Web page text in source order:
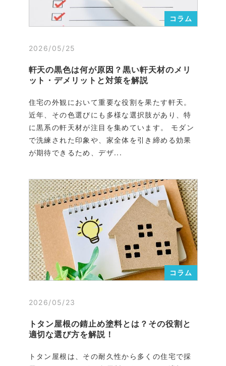
コラム
2026/05/25
軒天の黒色は何が原因？黒い軒天材のメリ
ット・デメリットと対策を解説
住宅の外観において重要な役割を果たす軒天。
近年、その色選びにも多様な選択肢があり、特
に黒系の軒天材が注目を集めています。 モダン
で洗練された印象や、家全体を引き締める効果
が期待できるため、デザ...
コラム
2026/05/23
トタン屋根の錆止め塗料とは？その役割と
適切な選び方を解説！
トタン屋根は、その耐久性から多くの住宅で採